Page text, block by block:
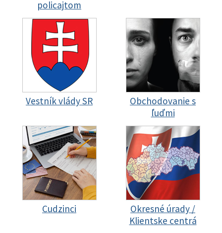
policajtom
Vestník vlády SR
Obchodovanie s
ľuďmi
Cudzinci
Okresné úrady /
Klientske centrá